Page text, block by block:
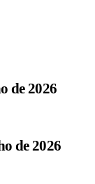
de 2026
de 2026